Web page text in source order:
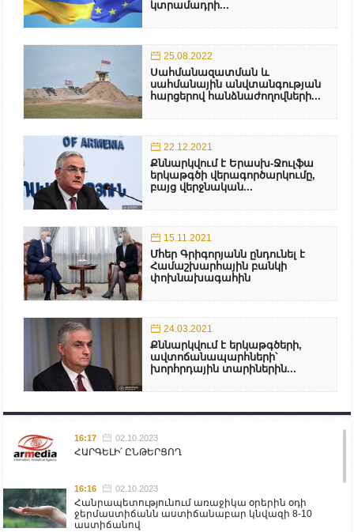
կտրամադրի...
25.08.2022
Սահմանազատման և
սահմանային անվտանգության
հարցերով հանձնաժողովների...
22.12.2021
Քննարկվում է Երասխ-Ջուլֆա
երկաթգծի վերագործարկումը,
բայց վերջնական...
15.11.2021
Մհեր Գրիգորյանն ընդունել է
Համաշխարհային բանկի
փոխնախագահին
24.03.2021
Քննարկվում է երկաթգծերի,
ավտոճանապարհների՝
խորհրդային տարիներին...
16:17 02.10.2023
ՀԱՐԳԵԼԻ՛ ԸՆԹԵՐՑՈՂ
16:16 02.10.2023
Հանրապետությունում առաջիկա օրերին օդի
ջերմաստիճանն աստիճանաբար կնվազի 8-10
աստիճանով